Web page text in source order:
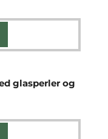
glasperler og